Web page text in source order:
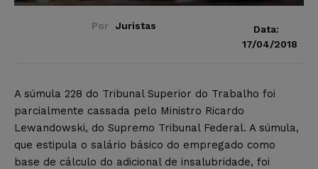
Por Juristas
Data:
17/04/2018
A súmula 228 do Tribunal Superior do Trabalho foi
parcialmente cassada pelo Ministro Ricardo
Lewandowski, do Supremo Tribunal Federal. A súmula,
que estipula o salário básico do empregado como
base de cálculo do adicional de insalubridade, foi